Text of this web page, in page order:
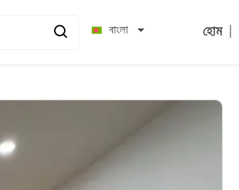
বাংলা হোম